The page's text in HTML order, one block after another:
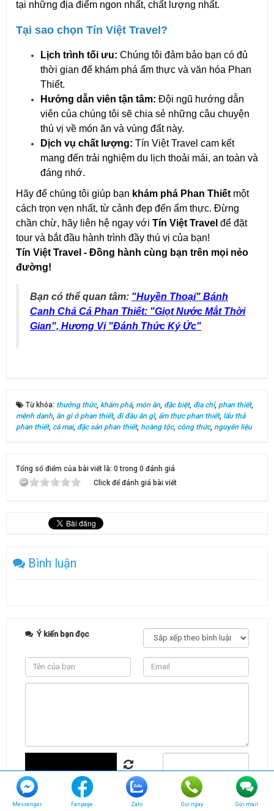
tại những địa điểm ngon nhất, chất lượng nhất.
Tại sao chọn Tín Việt Travel?
Lịch trình tối ưu: Chúng tôi đảm bảo bạn có đủ
thời gian để khám phá ẩm thực và văn hóa Phan
Thiết.
Hướng dẫn viên tận tâm: Đội ngũ hướng dẫn
viên của chúng tôi sẽ chia sẻ những câu chuyện
thú vị về món ăn và vùng đất này.
Dịch vụ chất lượng: Tín Việt Travel cam kết
mang đến trải nghiệm du lịch thoải mái, an toàn và
đáng nhớ.
Hãy để chúng tôi giúp bạn khám phá Phan Thiết một
cách trọn vẹn nhất, từ cảnh đẹp đến ẩm thực. Đừng
chần chừ, hãy liên hệ ngay với Tín Việt Travel để đặt
tour và bắt đầu hành trình đầy thú vị của bạn!
Tín Việt Travel - Đồng hành cùng bạn trên mọi nẻo
đường!
Bạn có thể quan tâm: "Huyền Thoại" Bánh
Canh Chả Cá Phan Thiết: "Giọt Nước Mắt Thời
Gian", Hương Vị "Đánh Thức Ký Ức"
Từ khóa: thưởng thức, khám phá, món ăn đặc biệt, địa chỉ, phan thiết,
mệnh danh ăn gì ở phan thiết, đi đâu ăn gì, ẩm thực phan thiết, lẩu thả
phan thiết, cá mai, đặc sản phan thiết, hoàng tộc, công thức, nguyên liệu
Tổng số điểm của bài viết là: 0 trong 0 đánh giá
Click để đánh giá bài viết
Bình luận
Ý kiến bạn đọc
Messenger Fanpage Zalo Gọi ngay Gửi mail